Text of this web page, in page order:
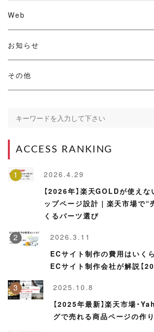
Web
お知らせ
その他
ACCESS RANKING
2026.4.29
【2026年】楽天GOLDが使えな
ップページ設計｜楽天市場で“
くるパーツ選び
2026.3.11
ECサイト制作の費用はいく
ECサイト制作会社が解説【
2025.10.8
【2025年最新】楽天市場・
グで売れる商品ページの作